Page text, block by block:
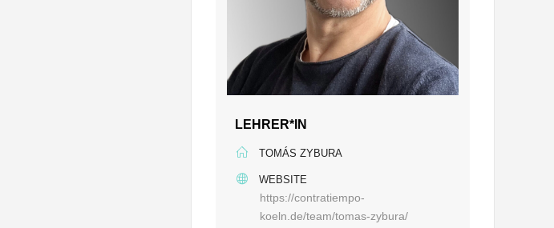
LEHRER*IN
TOMÁS ZYBURA
WEBSITE
https://contratiempo-
koeln.de/team/tomas-zybura/